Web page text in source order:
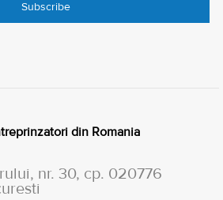
din Romania
nr. 30, cp. 020776